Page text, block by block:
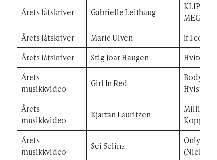
Årets låtskriver Gabrielle Leithaug
KLIPP
MEG
Årets låtskriver
Marie Ulven
if I could
Årets låtskriver
Stig Joar Haugen
Hvite
Årets
musikkvideo
Girl In Red
Body &
Årets
musikkvideo
Kjartan Lauritzen
Million
Årets
musikkvideo
Sei Selina
Only
(Niels